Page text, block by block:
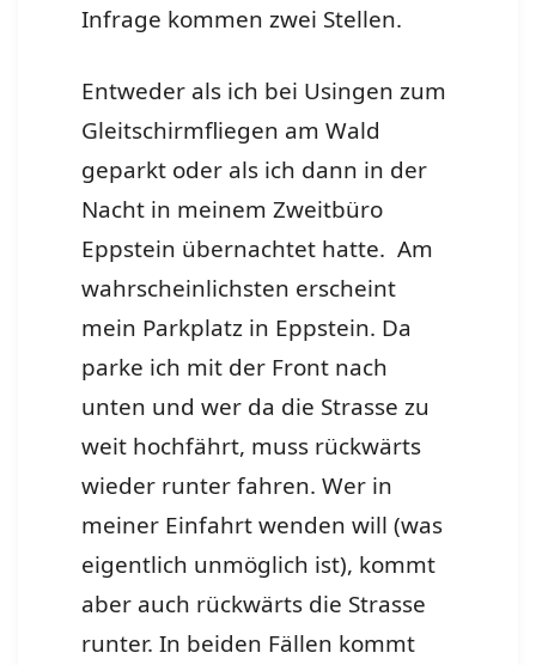
Infrage kommen zwei Stellen.
Entweder als ich bei Usingen zum
Gleitschirmfliegen am Wald
geparkt oder als ich dann in der
Nacht in meinem Zweitbüro
Eppstein übernachtet hatte. Am
wahrscheinlichsten erscheint
mein Parkplatz in Eppstein. Da
parke ich mit der Front nach
unten und wer da die Strasse zu
weit hochfährt, muss rückwärts
wieder runter fahren. Wer in
meiner Einfahrt wenden will (was
eigentlich unmöglich ist), kommt
aber auch rückwärts die Strasse
runter. In beiden Fällen kommt